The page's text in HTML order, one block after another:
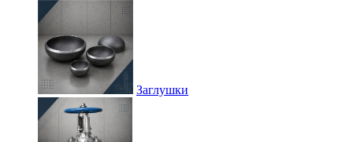
Заглушки